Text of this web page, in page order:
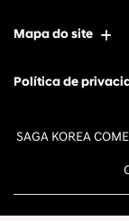
Mapa do site
Política de
SAGA KOREA